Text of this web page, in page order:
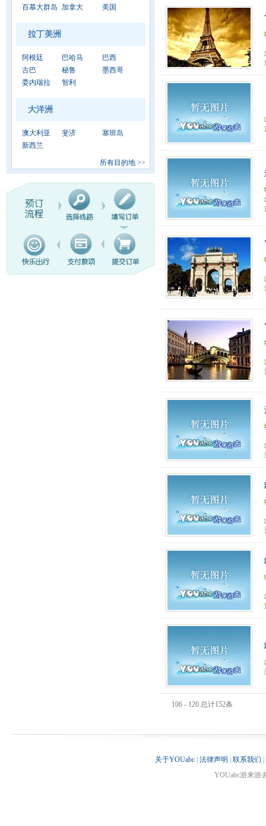
百慕大群岛 加拿大 美国
拉丁美洲
阿根廷 巴哈马
巴西
古巴
秘鲁
墨西哥
委内瑞拉
智利
大洋洲
澳大利亚 斐济
塞班岛
新西兰
所有目的地 >>
106 - 120 总计152条
关于YOUabc| 法律声明 联系我们
YOUabc游来游